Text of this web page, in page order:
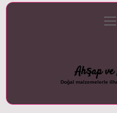
Gizlilik
aç
Ahşap
Doğal malzemelerle